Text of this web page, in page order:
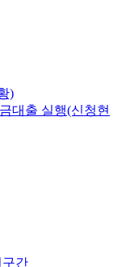
)
대출 실행(신청현
구간